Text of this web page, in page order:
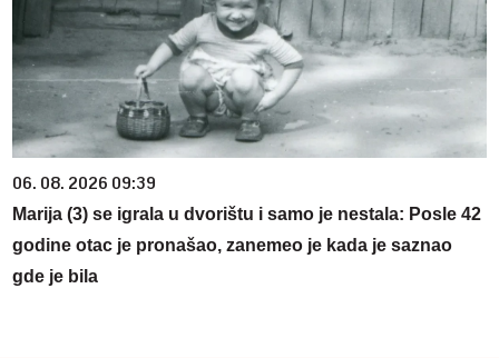
06. 08. 2026 09:39
Marija (3) se igrala u dvorištu i samo je nestala: Posle 42
godine otac je pronašao, zanemeo je kada je saznao
gde je bila